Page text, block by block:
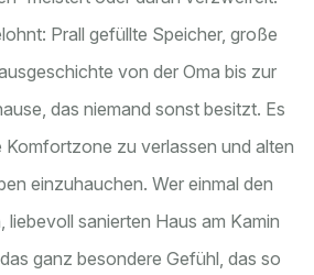
Prall gefüllte Speicher, große
von der Oma bis zur
das niemand sonst besitzt. Es
Komfortzone zu verlassen und alten
einzuhauchen. Wer einmal den
liebevoll sanierten Haus am Kamin
ganz besondere Gefühl, das so